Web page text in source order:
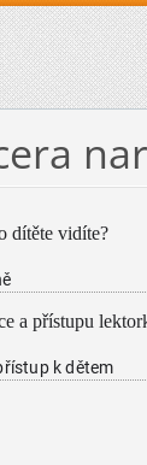
dítěte vidíte?
a přístupu
k dětem